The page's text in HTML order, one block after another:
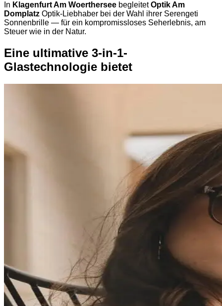
In Klagenfurt Am Woerthersee begleitetOptik Am
Domplatz Optik-Liebhaber bei der Wahl ihrer Serengeti
Sonnenbrille — für ein kompromissloses Seherlebnis, am
Steuer wie in der Natur.
Eine ultimative 3-in-1-
Glastechnologie bietet